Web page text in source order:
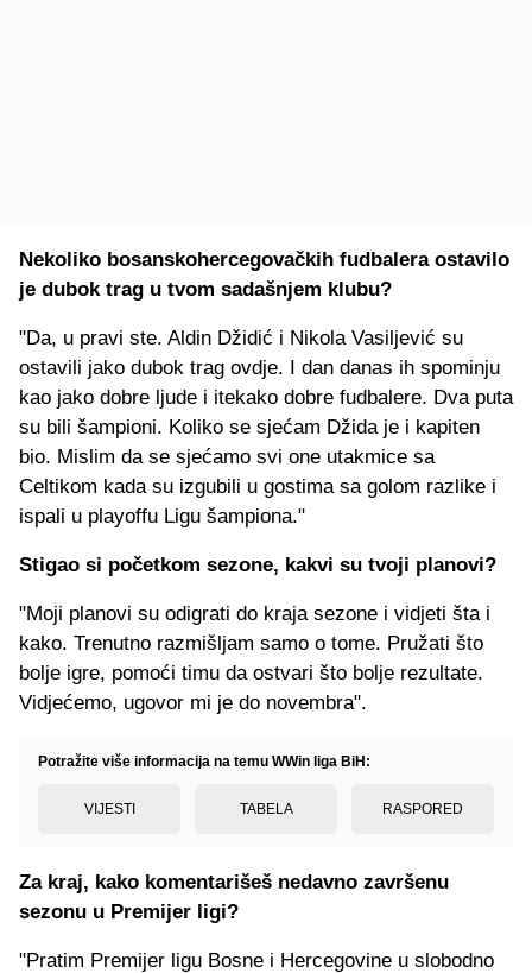
Nekoliko bosanskohercegovačkih fudbalera ostavilo
je dubok trag u tvom sadašnjem klubu?
"Da, u pravi ste. Aldin Džidić i Nikola Vasiljević su
ostavili jako dubok trag ovdje. I dan danas ih spominju
kao jako dobre ljude i itekako dobre fudbalere. Dva puta
su bili šampioni. Koliko se sjećam Džida je i kapiten
bio. Mislim da se sjećamo svi one utakmice sa
Celtikom kada su izgubili u gostima sa golom razlike i
ispali u playoffu Ligu šampiona."
Stigao si početkom sezone, kakvi su tvoji planovi?
"Moji planovi su odigrati do kraja sezone i vidjeti šta i
kako. Trenutno razmišljam samo o tome. Pružati što
bolje igre, pomoći timu da ostvari što bolje rezultate.
Vidjećemo, ugovor mi je do novembra".
Potražite više informacija na temu WWin liga BiH:
VIJESTI TABELA RASPORED
Za kraj, kako komentarišeš nedavno završenu
sezonu u Premijer ligi?
"Pratim Premijer ligu Bosne i Hercegovine u slobodno